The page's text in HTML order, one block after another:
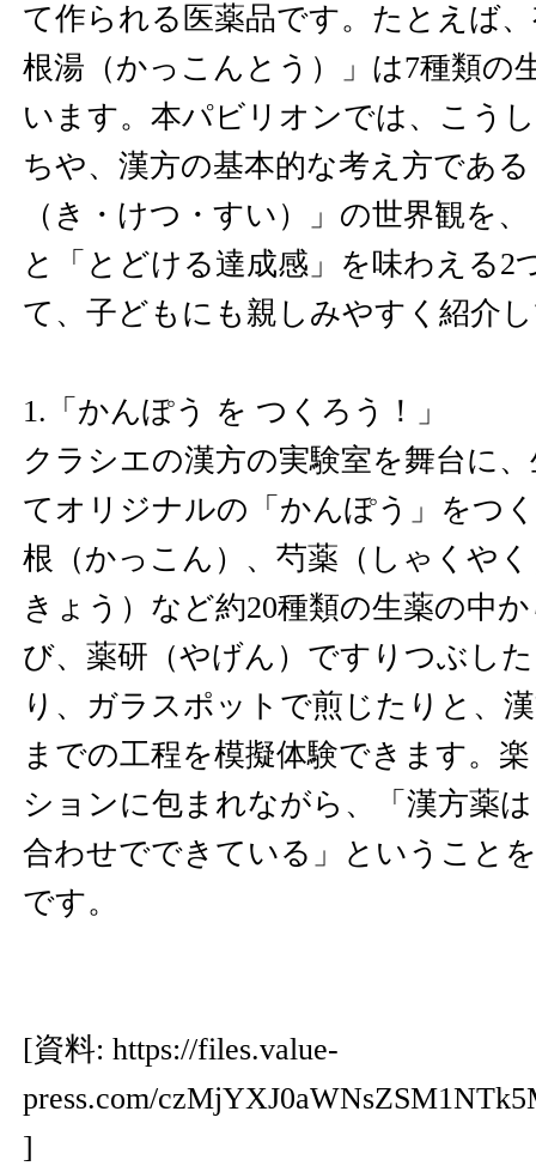
て作られる医薬品です。たとえば
根湯（かっこんとう）」は7種類の
います。本パビリオンでは、こう
ちや、漢方の基本的な考え方であ
（き・けつ・すい）」の世界観を
と「とどける達成感」を味わえる2
て、子どもにも親しみやすく紹介
1.「かんぽう を つくろう！」
クラシエの漢方の実験室を舞台に
てオリジナルの「かんぽう」をつ
根（かっこん）、芍薬（しゃくや
きょう）など約20種類の生薬の中
び、薬研（やげん）ですりつぶし
り、ガラスポットで煎じたりと、
までの工程を模擬体験できます。
ションに包まれながら、「漢方薬
合わせでできている」ということ
です。
[資料: https://files.value-
press.com/
]